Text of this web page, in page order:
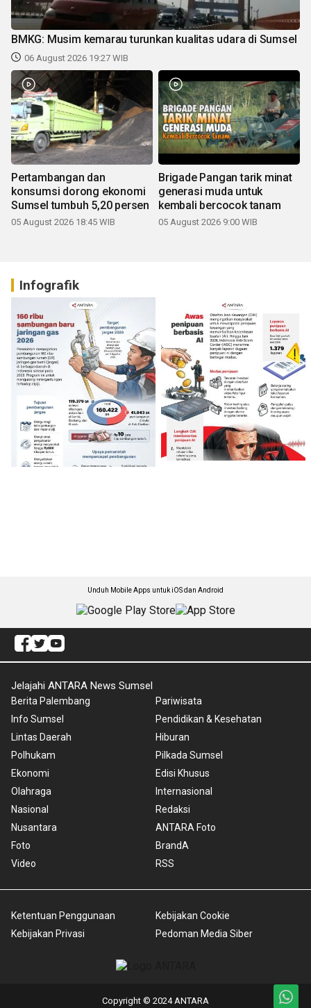
BMKG: Musim kemarau turunkan kualitas udara di Sumsel
06 August 2026 19:27 WIB
Pertambangan dan
konsumsi dorong ekonomi
Sumsel tumbuh 5,20 persen
05 August 2026 18:45 WIB
Brigade Pangan tarik minat
generasi muda untuk
kembali bercocok tanam
05 August 2026 9:00 WIB
Infografik
Unduh Mobile Apps untuk iOS dan Android
Jelajahi ANTARA News Sumsel
Berita Palembang
Info Sumsel
Lintas Daerah
Polhukam
Ekonomi
Olahraga
Nasional
Nusantara
Foto
Video
Pariwisata
Pendidikan & Kesehatan
Hiburan
Pilkada Sumsel
Edisi Khusus
Internasional
Redaksi
ANTARA Foto
BrandA
RSS
Ketentuan Penggunaan
Kebijakan Privasi
Kebijakan Cookie
Pedoman Media Siber
Copyright © 2024 ANTARA